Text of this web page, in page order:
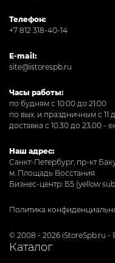
Телефон:
+7 812 318-40-14
E-mail:
site@istorespb.ru
Часы работы:
по будням с 10:00 до 21:00
по вых. и праздничным с 11
доставка с 10.30 до 23.00 -
Наш адрес:
Санкт-Петербург, пр-кт
м. Площадь Восстания
Бизнес-центр: Б5 (yellow
Политика
© 2008 - 2026 iStoreSpb.ru -
Каталог